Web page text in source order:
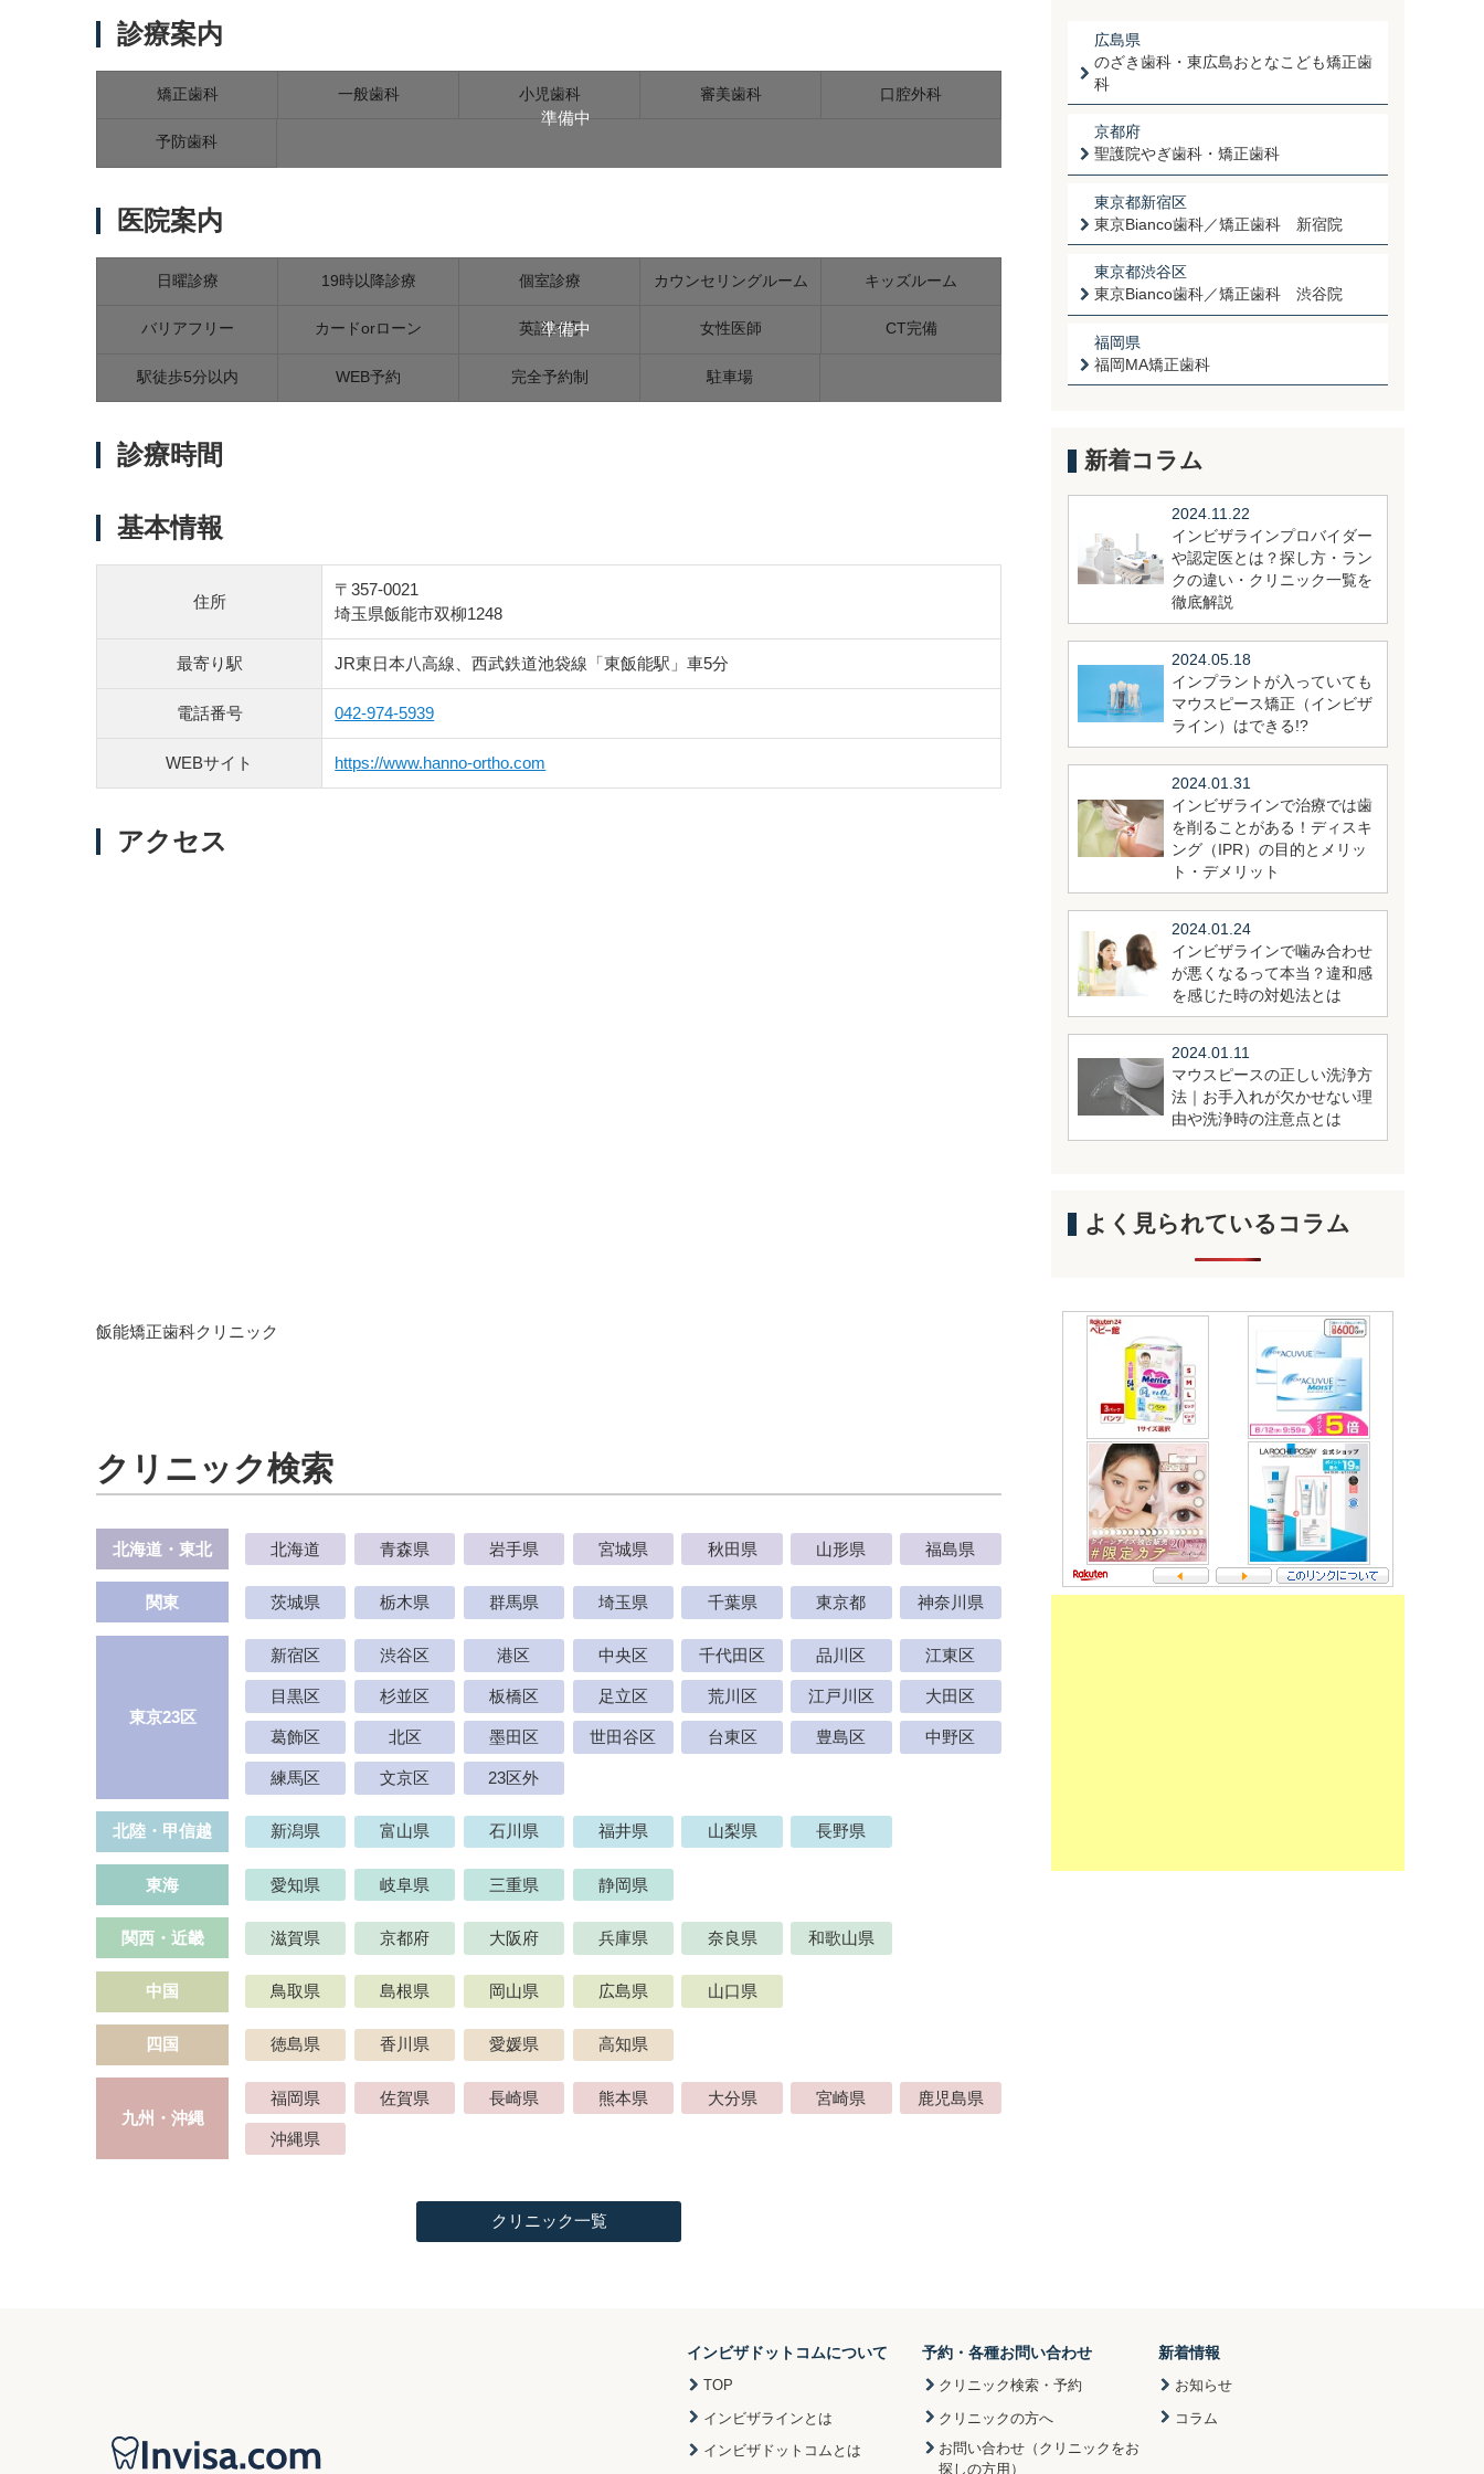
診療案内
準備中
矯正歯科 一般歯科 小児歯科 審美歯科 口腔外科
予防歯科
医院案内
準備中
日曜診療 19時以降診療 個室診療 カウンセリングルーム キッズルーム
バリアフリー カードorローン 英語対応 女性医師 CT完備
駅徒歩5分以内 WEB予約 完全予約制 駐車場
診療時間
基本情報
住所
〒357-0021
埼玉県飯能市双柳1248
最寄り駅 JR東日本八高線、西武鉄道池袋線「東飯能駅」車5分
電話番号 042-974-5939
WEBサイト https://www.hanno-ortho.com
アクセス
飯能矯正歯科クリニック
クリニック検索
北海道・東北 北海道 青森県 岩手県 宮城県 秋田県 山形県 福島県
関東 茨城県 栃木県 群馬県 埼玉県 千葉県 東京都 神奈川県
東京23区
新宿区 渋谷区 港区 中央区 千代田区 品川区 江東区
目黒区 杉並区 板橋区 足立区 荒川区 江戸川区 大田区
葛飾区 北区 墨田区 世田谷区 台東区 豊島区 中野区
練馬区 文京区 23区外
北陸・甲信越 新潟県 富山県 石川県 福井県 山梨県 長野県
東海 愛知県 岐阜県 三重県 静岡県
関西・近畿 滋賀県 京都府 大阪府 兵庫県 奈良県 和歌山県
中国 鳥取県 島根県 岡山県 広島県 山口県
四国 徳島県 香川県 愛媛県 高知県
九州・沖縄
福岡県 佐賀県 長崎県 熊本県 大分県 宮崎県 鹿児島県
沖縄県
クリニック一覧
広島県
のざき歯科・東広島おとなこども矯正歯
科
京都府
聖護院やぎ歯科・矯正歯科
東京都新宿区
東京Bianco歯科／矯正歯科 新宿院
東京都渋谷区
東京Bianco歯科／矯正歯科 渋谷院
福岡県
福岡MA矯正歯科
新着コラム
2024.11.22
インビザラインプロバイダー
や認定医とは？探し方・ラン
クの違い・クリニック一覧を
徹底解説
2024.05.18
インプラントが入っていても
マウスピース矯正（インビザ
ライン）はできる!?
2024.01.31
インビザラインで治療では歯
を削ることがある！ディスキ
ング（IPR）の目的とメリッ
ト・デメリット
2024.01.24
インビザラインで噛み合わせ
が悪くなるって本当？違和感
を感じた時の対処法とは
2024.01.11
マウスピースの正しい洗浄方
法｜お手入れが欠かせない理
由や洗浄時の注意点とは
よく見られているコラム
インビザドットコムについて
TOP
インビザラインとは
インビザドットコムとは
予約・各種お問い合わせ
クリニック検索・予約
クリニックの方へ
お問い合わせ（クリニックをお
探しの方用）
新着情報
お知らせ
コラム